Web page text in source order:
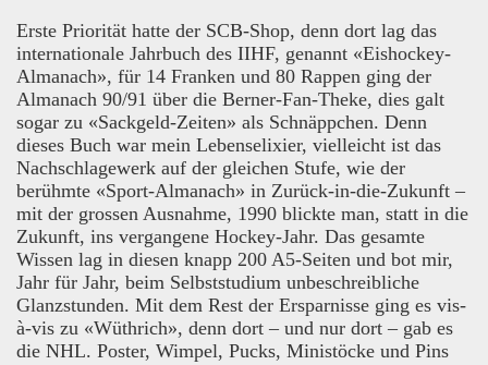
Erste Priorität hatte der SCB-Shop, denn dort lag das
internationale Jahrbuch des IIHF, genannt «Eishockey-
Almanach», für 14 Franken und 80 Rappen ging der
Almanach 90/91 über die Berner-Fan-Theke, dies galt
sogar zu «Sackgeld-Zeiten» als Schnäppchen. Denn
dieses Buch war mein Lebenselixier, vielleicht ist das
Nachschlagewerk auf der gleichen Stufe, wie der
berühmte «Sport-Almanach» in Zurück-in-die-Zukunft –
mit der grossen Ausnahme, 1990 blickte man, statt in die
Zukunft, ins vergangene Hockey-Jahr. Das gesamte
Wissen lag in diesen knapp 200 A5-Seiten und bot mir,
Jahr für Jahr, beim Selbststudium unbeschreibliche
Glanzstunden. Mit dem Rest der Ersparnisse ging es vis-
à-vis zu «Wüthrich», denn dort – und nur dort – gab es
die NHL. Poster, Wimpel, Pucks, Ministöcke und Pins